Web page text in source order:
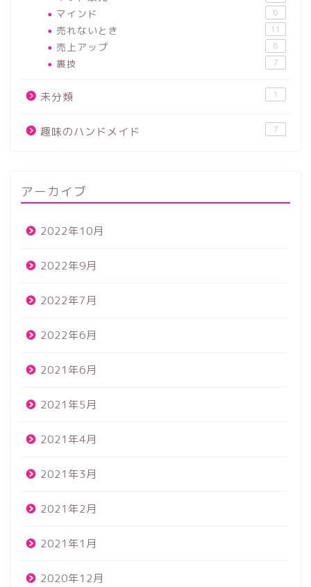
マインド 6
売れないとき 11
売上アップ 6
裏技 7
未分類 1
趣味のハンドメイド 7
アーカイブ
2022年10月
2022年9月
2022年7月
2022年6月
2021年6月
2021年5月
2021年4月
2021年3月
2021年2月
2021年1月
2020年12月